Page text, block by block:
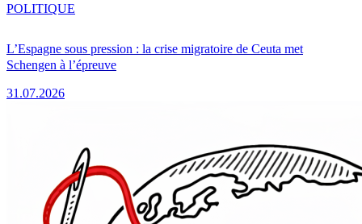
L’Espagne sous pression : la crise migratoire de Ceuta met
Schengen à l’épreuve
31.07.2026
POLITIQUE